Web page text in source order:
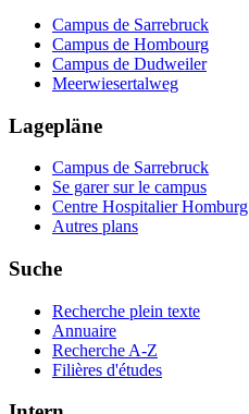
Campus de Sarrebruck
Campus de Hombourg
Campus de Dudweiler
Meerwiesertalweg
Lagepläne
Campus de Sarrebruck
Se garer sur le campus
Centre Hospitalier Homburg
Autres plans
Suche
Recherche plein texte
Annuaire
Recherche A-Z
Filières d'études